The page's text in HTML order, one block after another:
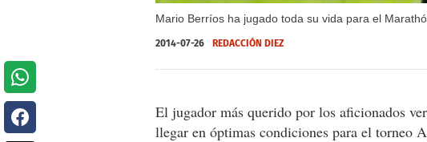
Mario Berríos ha jugado toda su vida para el
2014-07-26 REDACCIÓN DIEZ
El jugador más querido por los aficionados
llegar en óptimas condiciones para el torneo